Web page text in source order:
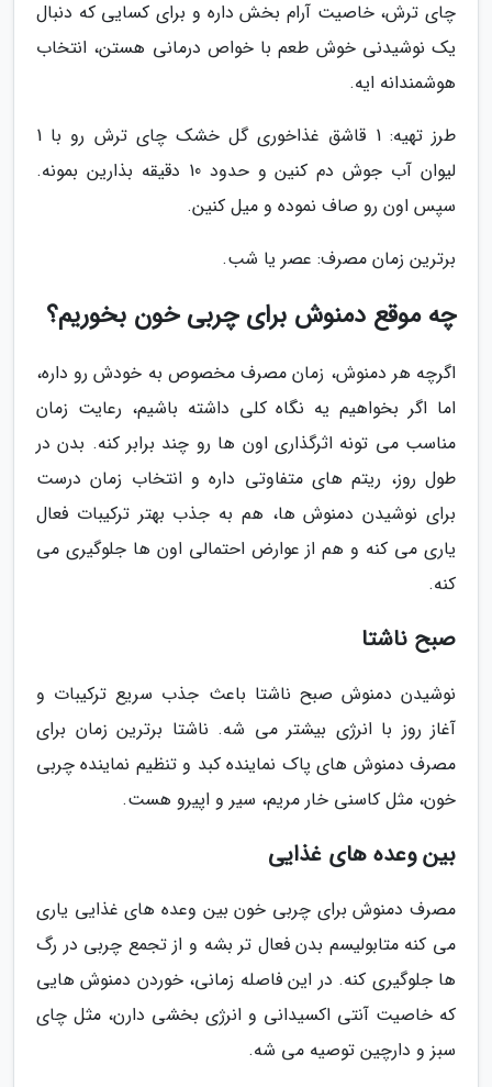
چای ترش، خاصیت آرام بخش داره و برای کسایی که دنبال
یک نوشیدنی خوش طعم با خواص درمانی هستن، انتخاب
هوشمندانه ایه.
طرز تهیه: 1 قاشق غذاخوری گل خشک چای ترش رو با 1
لیوان آب جوش دم کنین و حدود 10 دقیقه بذارین بمونه.
سپس اون رو صاف نموده و میل کنین.
برترین زمان مصرف: عصر یا شب.
چه موقع دمنوش برای چربی خون بخوریم؟
اگرچه هر دمنوش، زمان مصرف مخصوص به خودش رو داره،
اما اگر بخواهیم یه نگاه کلی داشته باشیم، رعایت زمان
مناسب می تونه اثرگذاری اون ها رو چند برابر کنه. بدن در
طول روز، ریتم های متفاوتی داره و انتخاب زمان درست
برای نوشیدن دمنوش ها، هم به جذب بهتر ترکیبات فعال
یاری می کنه و هم از عوارض احتمالی اون ها جلوگیری می
کنه.
صبح ناشتا
نوشیدن دمنوش صبح ناشتا باعث جذب سریع ترکیبات و
آغاز روز با انرژی بیشتر می شه. ناشتا برترین زمان برای
مصرف دمنوش های پاک نماینده کبد و تنظیم نماینده چربی
خون، مثل کاسنی خار مریم، سیر و اپیرو هست.
بین وعده های غذایی
مصرف دمنوش برای چربی خون بین وعده های غذایی یاری
می کنه متابولیسم بدن فعال تر بشه و از تجمع چربی در رگ
ها جلوگیری کنه. در این فاصله زمانی، خوردن دمنوش هایی
که خاصیت آنتی اکسیدانی و انرژی بخشی دارن، مثل چای
سبز و دارچین توصیه می شه.